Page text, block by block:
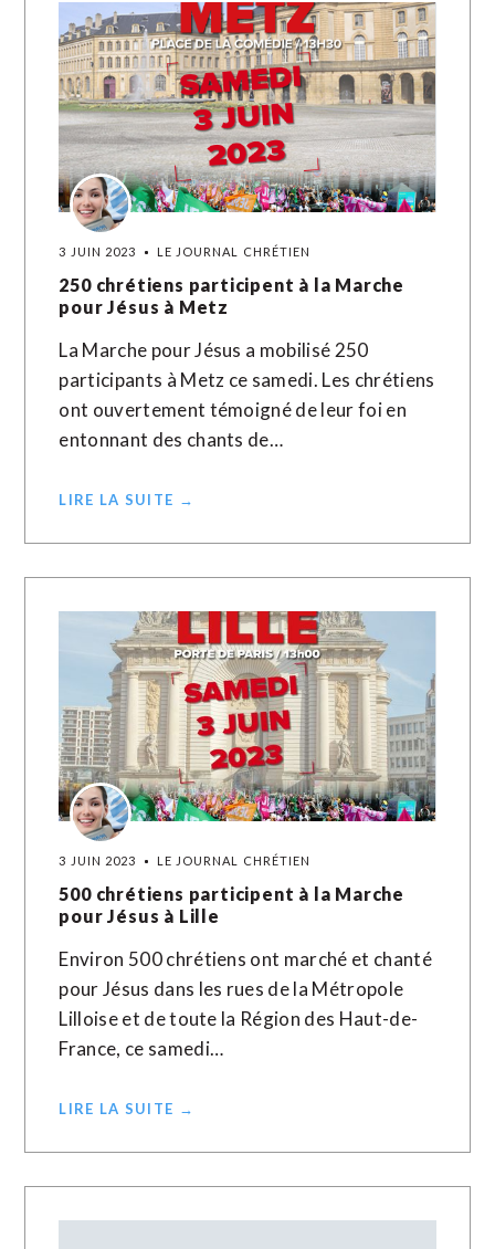
3 JUIN 2023 LE JOURNAL CHRÉTIEN
250 chrétiens participent à la Marche
pour Jésus à Metz
La Marche pour Jésus a mobilisé 250
participants à Metz ce samedi. Les chrétiens
ont ouvertement témoigné de leur foi en
entonnant des chants de…
LIRE LA SUITE →
3 JUIN 2023 LE JOURNAL CHRÉTIEN
500 chrétiens participent à la Marche
pour Jésus à Lille
Environ 500 chrétiens ont marché et chanté
pour Jésus dans les rues de la Métropole
Lilloise et de toute la Région des Haut-de-
France, ce samedi…
LIRE LA SUITE →